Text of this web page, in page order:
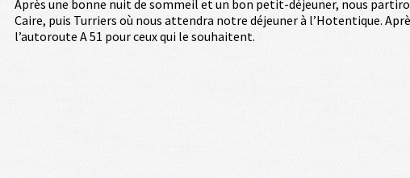
Après une bonne nuit de sommeil et un bon petit-déjeuner, nous
Caire, puis Turriers où nous attendra notre déjeuner à l’Hotentique.
l’autoroute A 51 pour ceux qui le souhaitent.